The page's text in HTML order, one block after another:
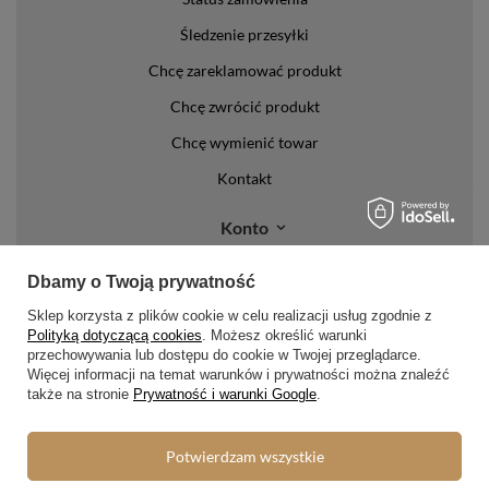
Śledzenie przesyłki
Chcę zareklamować produkt
Chcę zwrócić produkt
Chcę wymienić towar
Kontakt
Konto
Regulaminy
Regulamin
Polityka prywatności i cookies
Lista form płatności
Zasady dotyczące zwrotów
Formy dostawy
Dbamy o Twoją prywatność
Sklep korzysta z plików cookie w celu realizacji usług zgodnie z
Polityką dotyczącą cookies. Możesz określić warunki
przechowywania lub dostępu do cookie w Twojej przeglądarce.
Więcej informacji na temat warunków i prywatności można znaleźć
także na stronie Prywatność i warunki Google.
Potwierdzam wszystkie